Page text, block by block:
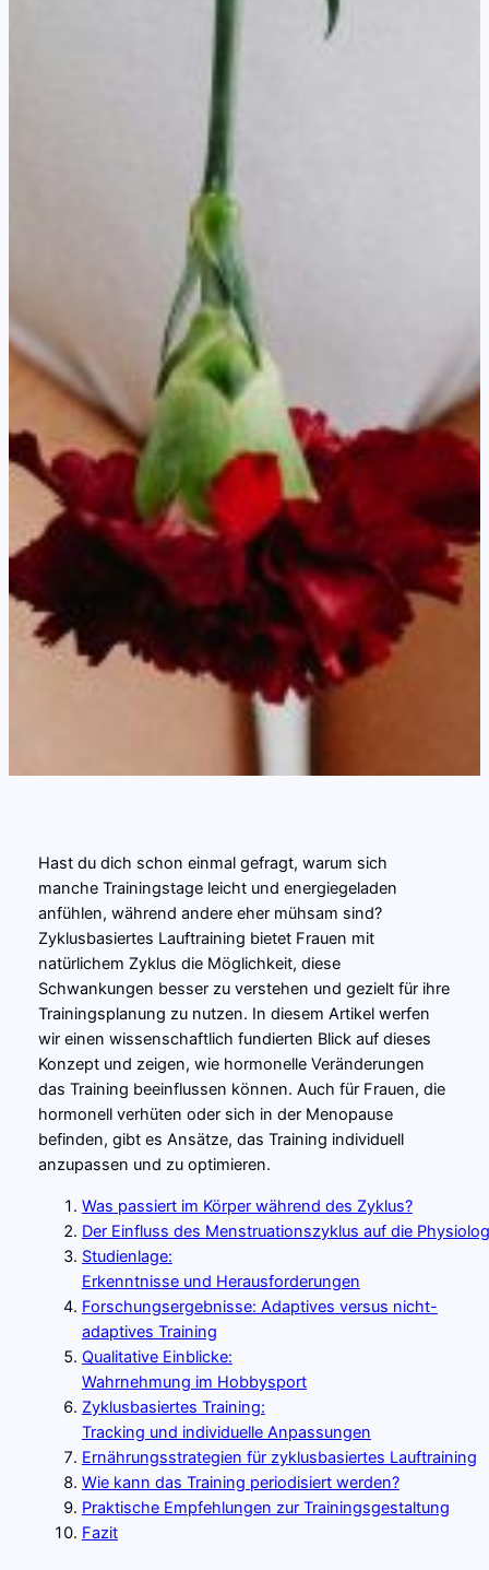
Hast du dich schon einmal gefragt, warum sich
manche Trainingstage leicht und energiegeladen
anfühlen, während andere eher mühsam sind?
Zyklusbasiertes Lauftraining bietet Frauen mit
natürlichem Zyklus die Möglichkeit, diese
Schwankungen besser zu verstehen und gezielt für ihre
Trainingsplanung zu nutzen. In diesem Artikel werfen
wir einen wissenschaftlich fundierten Blick auf dieses
Konzept und zeigen, wie hormonelle Veränderungen
das Training beeinflussen können. Auch für Frauen, die
hormonell verhüten oder sich in der Menopause
befinden, gibt es Ansätze, das Training individuell
anzupassen und zu optimieren.
Was passiert im Körper während des Zyklus?
Der Einfluss des Menstruationszyklus auf die
Studienlage:
Erkenntnisse und Herausforderungen
Forschungsergebnisse: Adaptives versus nicht-
adaptives Training
Qualitative Einblicke:
Wahrnehmung im Hobbysport
Zyklusbasiertes Training:
Tracking und individuelle Anpassungen
Ernährungsstrategien für zyklusbasiertes Lauftraining
Wie kann das Training periodisiert werden?
Praktische Empfehlungen zur Trainingsgestaltung
Fazit